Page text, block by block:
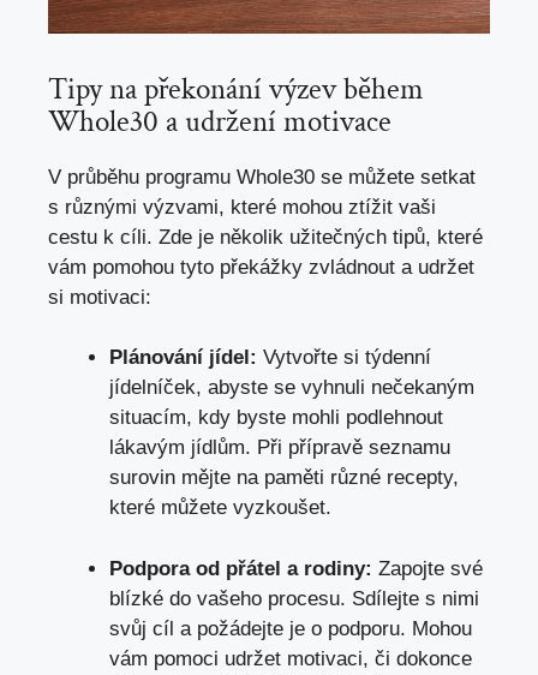
Tipy na překonání výzev během
Whole30 a udržení motivace
V průběhu programu Whole30 se můžete setkat
s různými výzvami, které mohou ztížit vaši
cestu k cíli. Zde je několik užitečných tipů, které
vám pomohou tyto překážky zvládnout a udržet
si motivaci:
Plánování jídel: Vytvořte si týdenní
jídelníček, abyste se vyhnuli nečekaným
situacím, kdy byste mohli podlehnout
lákavým jídlům. Při přípravě seznamu
surovin mějte na paměti různé recepty,
které můžete vyzkoušet.
Podpora od přátel a rodiny: Zapojte své
blízké do vašeho procesu. Sdílejte s nimi
svůj cíl a požádejte je o podporu. Mohou
vám pomoci udržet motivaci, či dokonce